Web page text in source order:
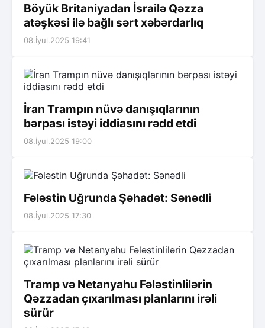
Böyük Britaniyadan İsrailə Qəzza
atəşkəsi ilə bağlı sərt xəbərdarlıq
08.İyul.2025 19:41
İran Trampın nüvə danışıqlarının
bərpası istəyi iddiasını rədd etdi
08.İyul.2025 19:00
Fələstin Uğrunda Şəhadət: Sənədli
08.İyul.2025 17:30
Tramp və Netanyahu Fələstinlilərin
Qəzzadan çıxarılması planlarını irəli
sürür